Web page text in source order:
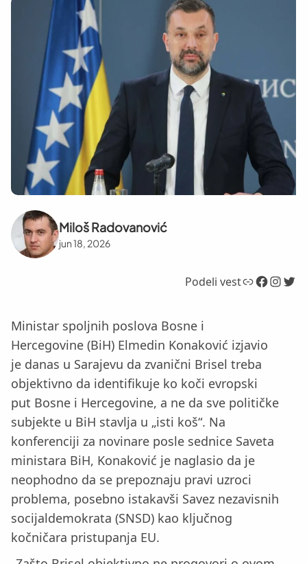
Miloš Radovanović
jun 18, 2026
Podeli vestLink Facebook InstagramTwitter
Ministar spoljnih poslova Bosne i
Hercegovine (BiH) Elmedin Konaković izjavio
je danas u Sarajevu da zvanični Brisel treba
objektivno da identifikuje ko koči evropski
put Bosne i Hercegovine, a ne da sve političke
subjekte u BiH stavlja u „isti koš“. Na
konferenciji za novinare posle sednice Saveta
ministara BiH, Konaković je naglasio da je
neophodno da se prepoznaju pravi uzroci
problema, posebno istakavši Savez nezavisnih
socijaldemokrata (SNSD) kao ključnog
kočničara pristupanja EU.